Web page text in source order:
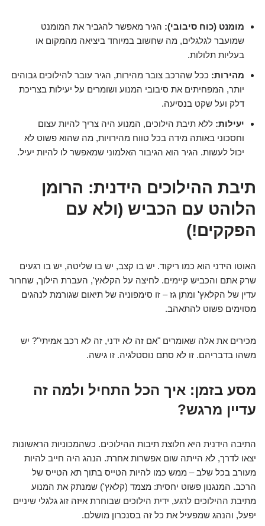
מומנט (כוח סיבובי): הגיר מאפשר להגביר את המומנט
שמועבר לגלגלים, מה שחשוב במיוחד ביציאה מהמקום או
בעליות תלולות.
מהירות: ככל שהרכב צובר מהירות, הגיר עובר להילוכים גבוהים
יותר, המפחיתים את סיבובי המנוע ושומרים על יעילות בצריכת
דלק ועל שקט בנסיעה.
יעילות: ללא תיבת הילוכים, המנוע היה צריך להיות עצום
וחסכוני באותה מידה בכל טווח מהירויות, מה שהוא פשוט לא
יכול לעשות. הגיר הוא הגיבור האלמוני שמאפשר לו להיות יעיל.
תיבת ההילוכים הידנית: הרומן
הלוהט עם הכביש (ולא עם
הפקקים!)
האוטו הידני הוא כמו ריקוד. יש בו קצב, יש בו שליטה, יש בו רגעים
שרק אתם והכביש קיימים. לחיצה על הקלאץ', העברת הילוך, שחרור
עדין של הקלאץ' ומתן גז – זו סימפוניה של תיאום שגורמת לנהגים
מסוימים פשוט להתאהב.
מכירים את אלה שאומרים "אם זה לא ידני, זה לא רכב אמיתי"? יש
משהו בדבריהם. זו לא סתם נוסטלגיה. זו גישה.
מסע בזמן: איך הכל התחיל ולמה זה
עדיין מרגש?
התיבה הידנית היא חלוצת תיבות ההילוכים. כשהמכוניות הראשונות
יצאו לדרך, לא הייתה שום אפשרות אחרת. הנהג היה חייב להיות
מעורב בכל שלב – ממש כמו להיות הטייס בתוך תא הטייס של
הרכב. המנגנון פשוט יחסית: מצמד (קלאץ') שמנתק את המנוע
מתיבת ההילוכים לרגע, ידית הילוכים שבוחרת איזה זוג גלגלי שיניים
יפעל, והנהג שמפעיל את כל זה בסנכרון מושלם.